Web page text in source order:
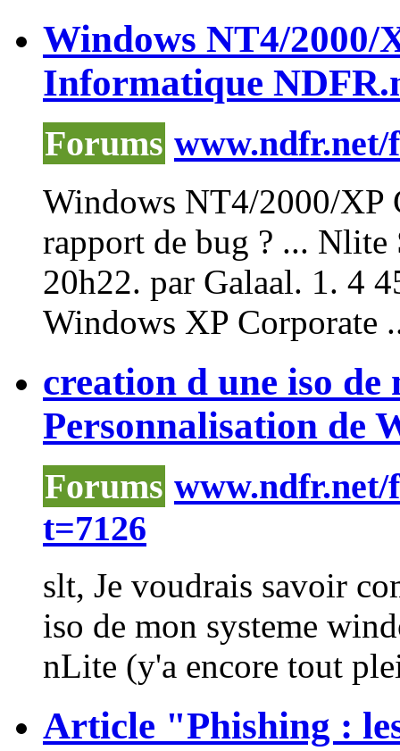
Windows NT4/2000/
Informatique
Forums
Windows NT4/2000/XP
rapport de bug ? ... Nlite
20h22. par Galaal. 1. 4
Windows XP Corporate
creation d une iso de
Personnalisation de
Forums www.ndfr.net/
t=7126
slt, Je voudrais savoir
iso de mon systeme
nLite (y'a encore tout
Article "Phishing :